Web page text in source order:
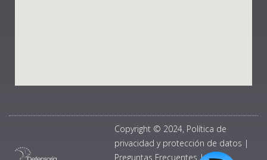
Copyright © 2024, Política de
privacidad y protección de datos |
Preguntas Frecuentes |